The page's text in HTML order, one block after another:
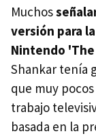
Muchos
versión para
Nintendo
Shankar tenía
que muy
trabajo
basada en la